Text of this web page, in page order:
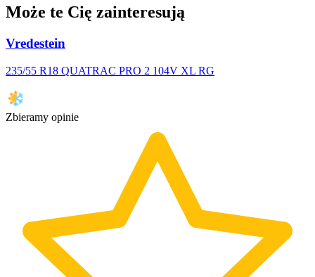
Może te Cię zainteresują
Vredestein
235/55 R18 QUATRAC PRO 2 104V XL RG
Zbieramy opinie